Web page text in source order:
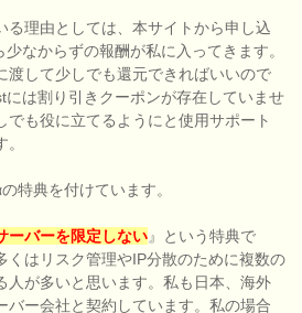
る理由としては、本サイトから申し込
なからずの報酬が私に入ってきます。
渡して少しでも還元できればいいので
は割り引きクーポンが存在していませ
でも役に立てるようにと使用サポート
特典を付けています。
ーバーを限定しない』という特典で
くはリスク管理やIP分散のために複数の
人が多いと思います。私も日本、海外
バー会社と契約しています。私の場合